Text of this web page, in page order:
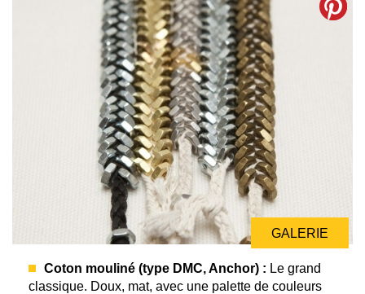
GALERIE
Coton mouliné (type DMC, Anchor) : Le grand
classique. Doux, mat, avec une palette de couleurs